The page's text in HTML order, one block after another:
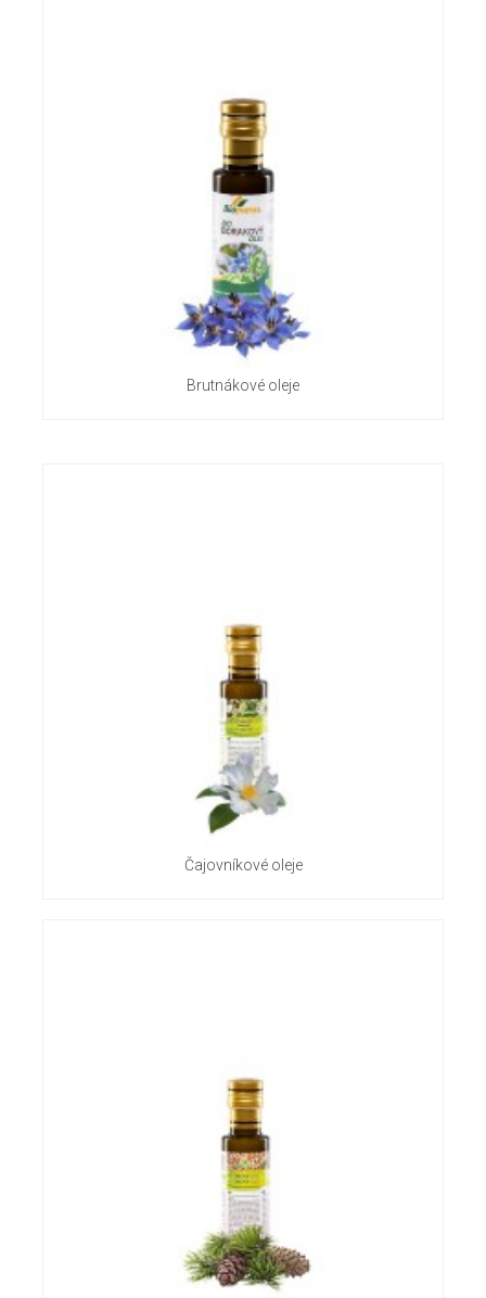
Brutnákové oleje
Čajovníkové oleje